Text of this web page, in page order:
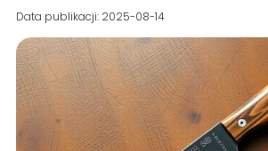
Data publikacji: 2025-08-14